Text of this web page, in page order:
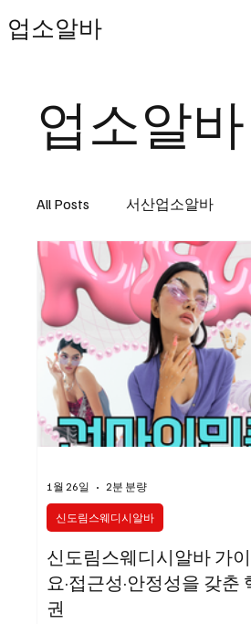
업소알바
업소알
All Posts 서산업소알바
천안마사지알바 마사
스웨디시 단기유흥알바
스웨디시구인 스웨디
신도림스웨디시알바 가
요·접근성·안정성을 갖춘
권
신도림스웨디시알바
1월 26일 2분 분량